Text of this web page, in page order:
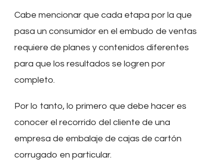
Cabe mencionar que cada etapa por la que
pasa un consumidor en el embudo de ventas
requiere de planes y contenidos diferentes
para que los resultados se logren por
completo.
Por lo tanto, lo primero que debe hacer es
conocer el recorrido del cliente de una
empresa de embalaje de cajas de cartón
corrugado en particular.